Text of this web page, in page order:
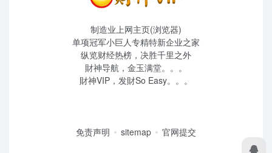
制造业上网主页(浏览器)
单项冠军小巨人专精特新企业之家
纵览财经热榜，决胜千里之外
財神导航，金玉满堂。。。
財神VIP，发財So Easy。。。
免责声明 sitemap 官网提交